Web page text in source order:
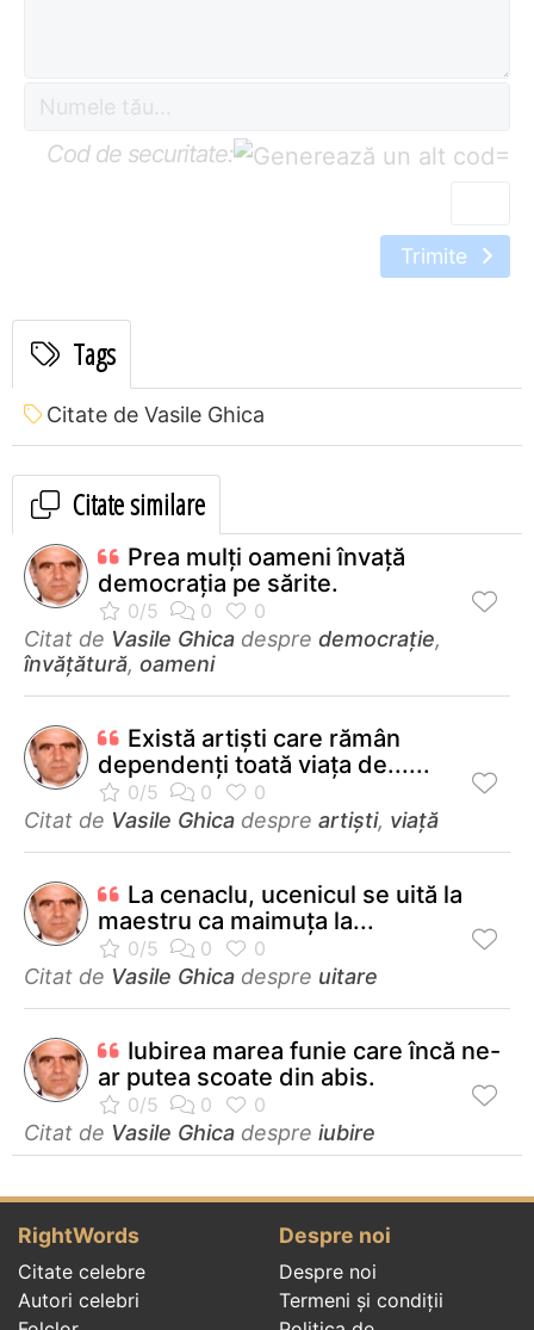
Cod de securitate: =
Trimite
Tags
Citate de Vasile Ghica
Citate similare
Prea mulţi oameni învaţă
democraţia pe sărite.
Citat de Vasile Ghica despre democrație,
învățătură, oameni
Există artişti care rămân
dependenţi toată viaţa de......
Citat de Vasile Ghica despre artiști, viață
La cenaclu, ucenicul se uită la
maestru ca maimuţa la...
Citat de Vasile Ghica despre uitare
Iubirea marea funie care încă ne-
ar putea scoate din abis.
Citat de Vasile Ghica despre iubire
RightWords
Citate celebre
Autori celebri
Despre noi
Despre noi
Termeni și condiții